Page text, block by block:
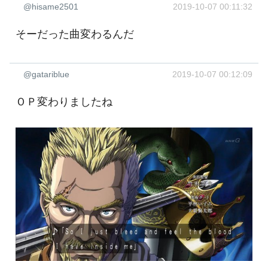
@hisame2501 2019-10-07 00:11:32
そーだった曲変わるんだ
@gatariblue 2019-10-07 00:12:09
ＯＰ変わりましたね